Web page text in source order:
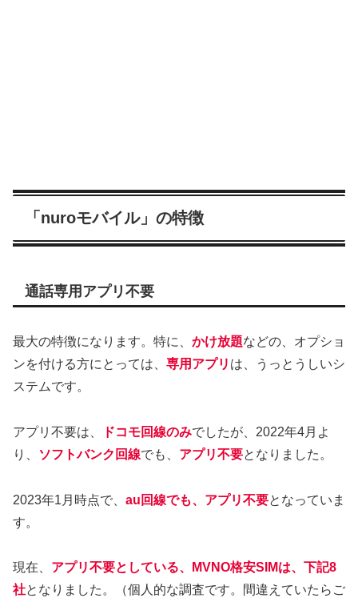
「nuroモバイル」の特徴
通話専用アプリ不要
最大の特徴になります。特に、 かけ放題などの、オプショ
ンを付ける方にとっては、 専用アプリ は、うっとうしいシ
ステムです。
アプリ不要は、 ドコモ回線のみでしたが、2022年4月よ
り、
ソフトバンク回線でも、 アプリ不要となりました。
2023年1月時点で、 au回線でも、アプリ不要となっていま
す。
現在、 アプリ不要としている、MVNO格安SIMは、下記8
社となりました。（個人的な調査です。間違えていたらご